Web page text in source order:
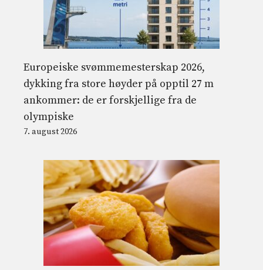
Europeiske svømmemesterskap 2026,
dykking fra store høyder på opptil 27 m
ankommer: de er forskjellige fra de
olympiske
7. august 2026